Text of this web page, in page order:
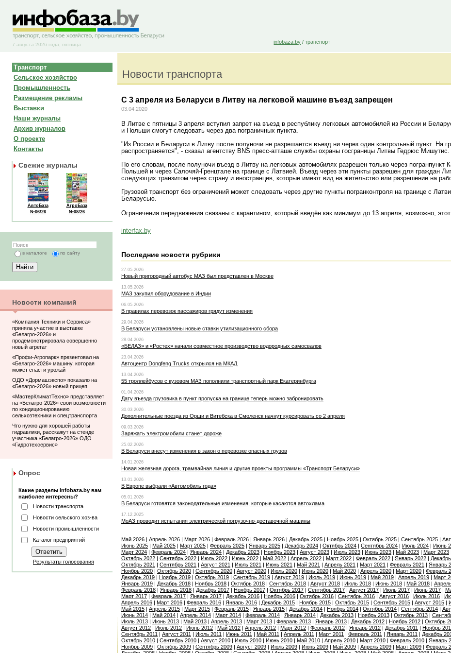
7 августа 2026 года, пятница infobaza.by /транспорт
Транспорт
Сельское хозяйство
Промышленность
Размещение рекламы
Выставки
Наши журналы
Архив журналов
О проекте
Контакты
Свежие журналы
АвтоБаза
№06/26
АгроБаза
№08/26
в каталоге по сайту
Новости компаний
«Компания Техники и Сервиса»
приняла участие в выставке
«Белагро-2026» и
продемонстрировала совершенно
новый агрегат
«Профи-Агропарк» презентовал на
«Белагро-2026» машину, которая
может спасти урожай
ОДО «Дормашэкспо» показало на
«Белагро-2026» новый прицеп
«МастерКлиматТехно» представляет
на «Белагро-2026» свои возможности
по кондиционированию
сельхозтехники и спецтранспорта
Что нужно для хорошей работы
гидравлики, расскажут на стенде
участника «Белагро-2026» ОДО
«Гидротехсервис»
Опрос
Какие разделы infobaza.by вам
наиболее интересны?
Новости транспорта
Новости сельского хоз-ва
Новости промышленности
Каталог предприятий
Результаты голосования
Новости транспорта
С 3 апреля из Беларуси в Литву на легковой машине въезд запрещен
03.04.2020
В Литве с пятницы 3 апреля вступил запрет на въезд в республику легковых автомобилей из России и
и Польши смогут следовать через два пограничных пункта.
"Из России и Беларуси в Литву после полуночи не разрешается въезд ни через один контрольный пункт. На
распространяется", - сказал агентству BNS пресс-атташе службы охраны госграницы Литвы Гедрюс Мишутис.
По его словам, после полуночи въезд в Литву на легковых автомобилях разрешен только через погранпункт
Польшей и через Салочяй-Гренцтале на границе с Латвией. Въезд через эти пункты разрешен для граждан
следующих транзитом через страну и иностранцев, которые имеют вид на жительство или разрешение на
Грузовой транспорт без ограничений может следовать через другие пункты погранконтроля на границе с
Беларусью.
Ограничения передвижения связаны с карантином, который введён как минимум до 13 апреля, возможно,
interfax.by
Последние новости рубрики
27.05.2026
Новый пригородный автобус МАЗ был представлен в Москве
13.05.2026
МАЗ закупил оборудование в Индии
06.05.2026
В правилах перевозок пассажиров грядут изменения
29.04.2026
В Беларуси установлены новые ставки утилизационного сбора
28.04.2026
«БЕЛАЗ» и «Ростех» начали совместное производство водородных самосвалов
23.04.2026
Автоцентр Dongfeng Trucks открылся на МКАД
13.04.2026
55 троллейбусов с кузовом МАЗ пополнили транспортный парк Екатеринбурга
01.04.2026
Дату въезда грузовика в пункт пропуска на границе теперь можно забронировать
30.03.2026
Дополнительные поезда из Орши и Витебска в Смоленск начнут курсировать со 2 апреля
09.03.2026
Заряжать электромобили станет дороже
25.02.2026
В Беларуси внесут изменения в закон о перевозке опасных грузов
14.01.2026
Новая железная дорога, трамвайная линия и другие проекты программы «Транспорт Беларуси»
13.01.2026
В Европе выбрали «Автомобиль года»
05.01.2026
В Беларуси готовятся законодательные изменения, которые касаются автохлама
17.12.2025
МоАЗ проводит испытания электрической погрузочно-доставочной машины
Май 2026 | Апрель 2026 | Март 2026 | Февраль 2026 | Январь 2026 | Декабрь 2025 | Ноябрь 2025 | Октябрь 2025 | Сентябрь 2025 |
Июнь 2025 | Май 2025 | Март 2025 | Февраль 2025 | Январь 2025 | Декабрь 2024 | Октябрь 2024 | Сентябрь 2024 | Июль 2024 | Июнь
Март 2024 | Февраль 2024 | Январь 2024 | Декабрь 2023 | Ноябрь 2023 | Август 2023 | Июль 2023 | Июнь 2023 | Май 2023 | Март 2023
Октябрь 2022 | Сентябрь 2022 | Июль 2022 | Июнь 2022 | Май 2022 | Апрель 2022 | Март 2022 | Февраль 2022 | Январь 2022 |
Октябрь 2021 | Сентябрь 2021 | Август 2021 | Июль 2021 | Июнь 2021 | Май 2021 | Апрель 2021 | Март 2021 | Февраль 2021 | Январь
Ноябрь 2020 | Октябрь 2020 | Сентябрь 2020 | Август 2020 | Июль 2020 | Июнь 2020 | Май 2020 | Апрель 2020 | Март 2020 | Февраль
Декабрь 2019 | Ноябрь 2019 | Октябрь 2019 | Сентябрь 2019 | Август 2019 | Июль 2019 | Июнь 2019 | Май 2019 | Апрель 2019 | Март
Январь 2019 | Декабрь 2018 | Ноябрь 2018 | Октябрь 2018 | Сентябрь 2018 | Август 2018 | Июль 2018 | Июнь 2018 | Май 2018 |
Февраль 2018 | Январь 2018 | Декабрь 2017 | Ноябрь 2017 | Октябрь 2017 | Сентябрь 2017 | Август 2017 | Июль 2017 | Июнь 2017 |
Март 2017 | Февраль 2017 | Январь 2017 | Декабрь 2016 | Ноябрь 2016 | Октябрь 2016 | Сентябрь 2016 | Август 2016 | Июль 2016 |
Апрель 2016 | Март 2016 | Февраль 2016 | Январь 2016 | Декабрь 2015 | Ноябрь 2015 | Октябрь 2015 | Сентябрь 2015 | Август 2015 |
Май 2015 | Апрель 2015 | Март 2015 | Февраль 2015 | Январь 2015 | Декабрь 2014 | Ноябрь 2014 | Октябрь 2014 | Сентябрь 2014 |
Июнь 2014 | Май 2014 | Апрель 2014 | Март 2014 | Февраль 2014 | Январь 2014 | Декабрь 2013 | Ноябрь 2013 | Октябрь 2013 |
Июль 2013 | Июнь 2013 | Май 2013 | Апрель 2013 | Март 2013 | Февраль 2013 | Январь 2013 | Декабрь 2012 | Ноябрь 2012 | Октябрь
Август 2012 | Июль 2012 | Июнь 2012 | Май 2012 | Апрель 2012 | Март 2012 | Февраль 2012 | Январь 2012 | Декабрь 2011 | Ноябрь
Сентябрь 2011 | Август 2011 | Июль 2011 | Июнь 2011 | Май 2011 | Апрель 2011 | Март 2011 | Февраль 2011 | Январь 2011 | Декабрь
Октябрь 2010 | Сентябрь 2010 | Август 2010 | Июль 2010 | Июнь 2010 | Май 2010 | Апрель 2010 | Март 2010 | Февраль 2010 | Январь
Ноябрь 2009 | Октябрь 2009 | Сентябрь 2009 | Август 2009 | Июль 2009 | Июнь 2009 | Май 2009 | Апрель 2009 | Март 2009 | Февраль